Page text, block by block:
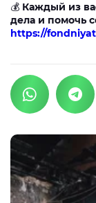
💰 Каждый из
дела и помочь
https://